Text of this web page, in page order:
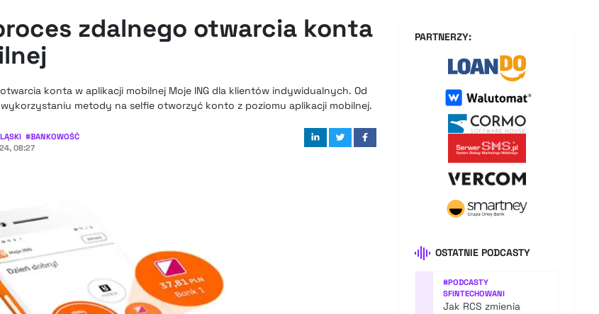
zdalnego otwarcia konta
konta w aplikacji mobilnej Moje ING dla klientów indywidualnych. Od
metody na selfie otworzyć konto z poziomu aplikacji mobilnej.
#BANKOWOŚĆ
08:27
PARTNERZY:
OSTATNIE PODCASTY
#PODCASTY
SFINTECHOWANI
Jak RCS zmienia